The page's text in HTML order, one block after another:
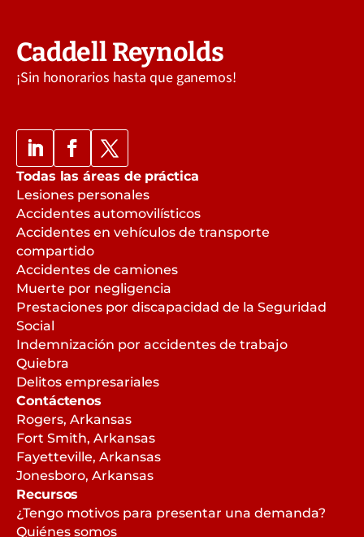
Caddell Reynolds
¡Sin honorarios hasta que ganemos!
Todas las áreas de práctica
Lesiones personales
Accidentes automovilísticos
Accidentes en vehículos de transporte
compartido
Accidentes de camiones
Muerte por negligencia
Prestaciones por discapacidad de la Seguridad
Social
Indemnización por accidentes de trabajo
Quiebra
Delitos empresariales
Contáctenos
Rogers, Arkansas
Fort Smith, Arkansas
Fayetteville, Arkansas
Jonesboro, Arkansas
Recursos
¿Tengo motivos para presentar una demanda?
Quiénes somos